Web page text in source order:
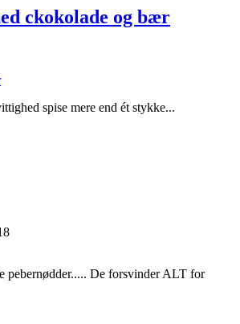
ckokolade og bær
spise mere end ét stykke...
pebernødder..... De forsvinder ALT for